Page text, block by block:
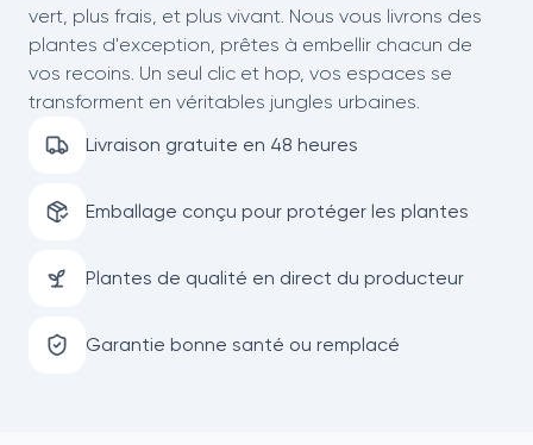
vert, plus frais, et plus vivant. Nous vous livrons des
plantes d'exception, prêtes à embellir chacun de
vos recoins. Un seul clic et hop, vos espaces se
transforment en véritables jungles urbaines.
Livraison gratuite en 48 heures
Emballage conçu pour protéger les plantes
Plantes de qualité en direct du producteur
Garantie bonne santé ou remplacé